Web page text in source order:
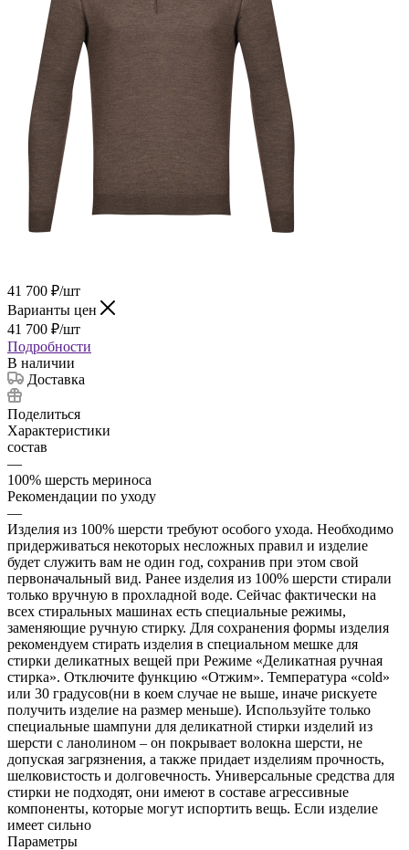
41 700 ₽/шт
Варианты цен
41 700 ₽/шт
Подробности
В наличии
Доставка
Поделиться
Характеристики
состав
—
100% шерсть мериноcа
Рекомендации по уходу
—
Изделия из 100% шерсти требуют особого ухода. Необходимо
придерживаться некоторых несложных правил и изделие
будет служить вам не один год, сохранив при этом свой
первоначальный вид. Ранее изделия из 100% шерсти стирали
только вручную в прохладной воде. Сейчас фактически на
всех стиральных машинах есть специальные режимы,
заменяющие ручную стирку. Для сохранения формы изделия
рекомендуем стирать изделия в специальном мешке для
стирки деликатных вещей при Режиме «Деликатная ручная
стирка». Отключите функцию «Отжим». Температура «cold»
или 30 градусов(ни в коем случае не выше, иначе рискуете
получить изделие на размер меньше). Используйте только
специальные шампуни для деликатной стирки изделий из
шерсти с ланолином – он покрывает волокна шерсти, не
допуская загрязнения, а также придает изделиям прочность,
шелковистость и долговечность. Универсальные средства для
стирки не подходят, они имеют в составе агрессивные
компоненты, которые могут испортить вещь. Если изделие
имеет сильно
Параметры